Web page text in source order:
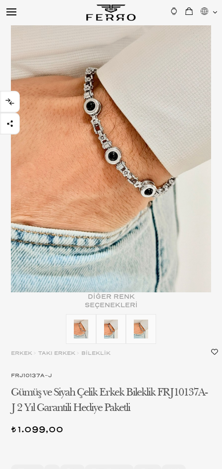
DİĞER RENK
SEÇENEKLERİ
ERKEK > TAKI ERKEK > BİLEKLİK
FRJ10137A-J
Gümüş ve Siyah Çelik Erkek Bileklik FRJ10137A-
J 2 Yıl Garantili Hediye Paketli
t1.099,00